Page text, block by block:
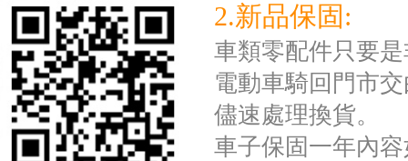
2.新品保固:
車類零配件只要
電動車騎回門市
儘速處理換貨。
車子保固一年